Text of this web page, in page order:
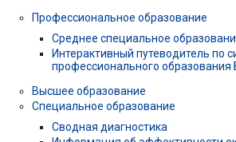
Профессиональное образование
Среднее специальное
Интерактивный путеводитель по
профессионального образования
Высшее образование
Специальное образование
Сводная диагностика